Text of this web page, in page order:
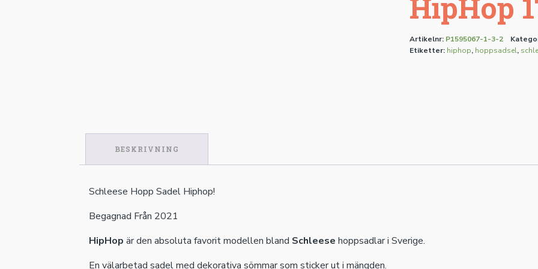
Artikelnr: P1595067-1-3-2
Etiketter: hiphop, hoppsadsel,
BESKRIVNING
Schleese Hopp Sadel Hiphop!
Begagnad Från 2021
HipHop är den absoluta favorit modellen bland Schleese hoppsadlar i Sverige.
En välarbetad sadel med dekorativa sömmar som sticker ut i mängden.